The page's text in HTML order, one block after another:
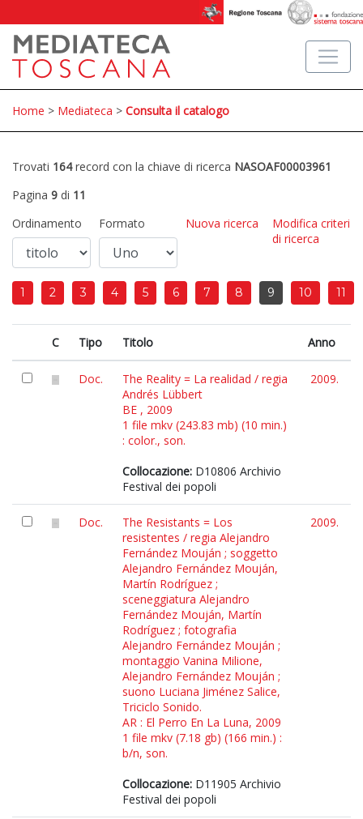
Home > Mediateca > Consulta il catalogo
Trovati 164record con la chiave di ricerca NASOAF00003961
Pagina 9 di 11
Ordinamento
Formato Nuova ricerca
Modifica criteri
di ricerca
1 2 3 4 5 6 7 8 9 10 11
C Tipo Titolo Anno
Doc.
The Reality = La realidad / regia
Andrés Lübbert
BE , 2009
1 file mkv (243.83 mb) (10 min.)
: color., son.
Collocazione: D10806 Archivio
Festival dei popoli
2009.
Doc.
The Resistants = Los
resistentes / regia Alejandro
Fernández Mouján ; soggetto
Alejandro Fernández Mouján,
Martín Rodríguez ;
sceneggiatura Alejandro
Fernández Mouján, Martín
Rodríguez ; fotografia
Alejandro Fernández Mouján ;
montaggio Vanina Milione,
Alejandro Fernández Mouján ;
suono Luciana Jiménez Salice,
Triciclo Sonido.
AR : El Perro En La Luna, 2009
1 file mkv (7.18 gb) (166 min.) :
b/n, son.
Collocazione: D11905 Archivio
Festival dei popoli
2009.